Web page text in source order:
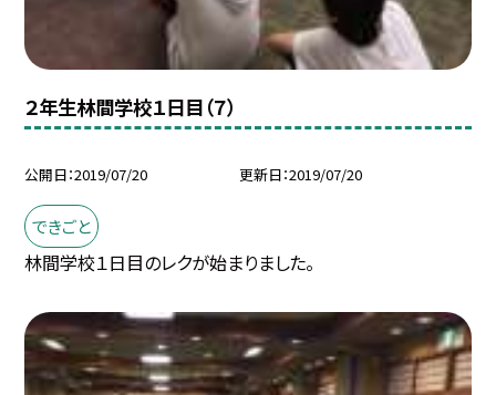
２年生林間学校１日目（７）
公開日 2019/07/20 更新日 2019/07/20
できごと
林間学校１日目のレクが始まりました。